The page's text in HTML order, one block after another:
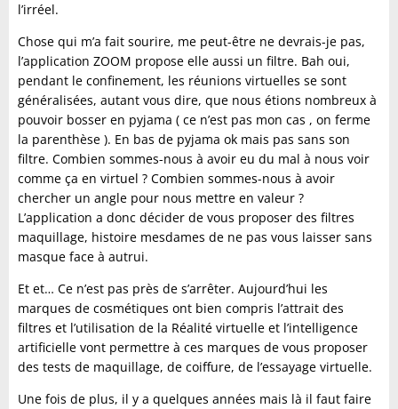
l’irréel.
Chose qui m’a fait sourire, me peut-être ne devrais-je pas,
l’application ZOOM propose elle aussi un filtre. Bah oui,
pendant le confinement, les réunions virtuelles se sont
généralisées, autant vous dire, que nous étions nombreux à
pouvoir bosser en pyjama ( ce n’est pas mon cas , on ferme
la parenthèse ). En bas de pyjama ok mais pas sans son
filtre. Combien sommes-nous à avoir eu du mal à nous voir
comme ça en virtuel ? Combien sommes-nous à avoir
chercher un angle pour nous mettre en valeur ?
L’application a donc décider de vous proposer des filtres
maquillage, histoire mesdames de ne pas vous laisser sans
masque face à autrui.
Et et… Ce n’est pas près de s’arrêter. Aujourd’hui les
marques de cosmétiques ont bien compris l’attrait des
filtres et l’utilisation de la Réalité virtuelle et l’intelligence
artificielle vont permettre à ces marques de vous proposer
des tests de maquillage, de coiffure, de l’essayage virtuelle.
Une fois de plus, il y a quelques années mais là il faut faire